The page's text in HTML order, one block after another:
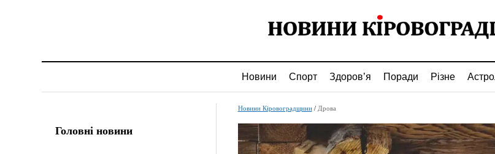
Новини Спорт Здоров’я Поради Різне
Головні новини
Новини Кіровоградщини/ Дрова